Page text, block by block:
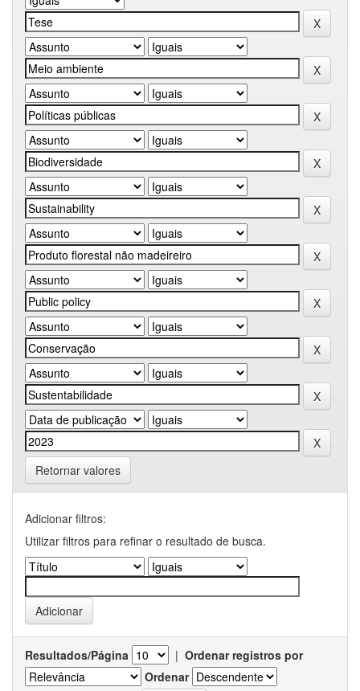
Retornar valores
Adicionar filtros:
Utilizar filtros para refinar o resultado de busca.
Resultados/Página | Ordenar registros por
Ordenar